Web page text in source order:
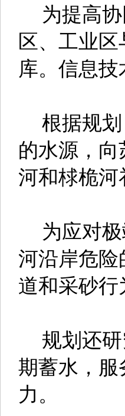
为提高协
区、工业
库。信息
根据规划
的水源，
河和梂桅河
为应对极
河沿岸危
道和采砂行
规划还研
期蓄水，
力。